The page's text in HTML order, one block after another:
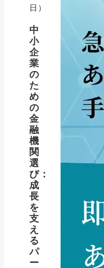
日）
中
小
企
業
の
た
め
の
金
融
機
関
選
び：
成
長
を
支
え
る
パ
ー